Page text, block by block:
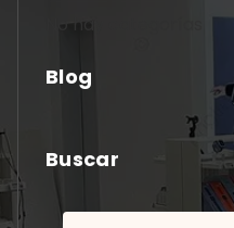
No hay categorías
Blog
Buscar